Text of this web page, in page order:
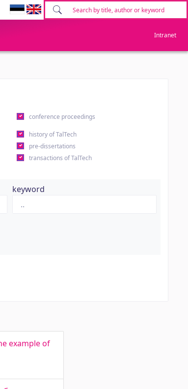
Intranet
conference proceedings
history of TalTech
pre-dissertations
transactions of TalTech
keyword
example of